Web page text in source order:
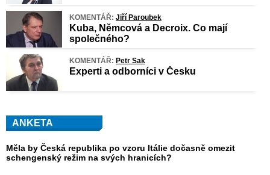
KOMENTÁŘ: Jiří Paroubek
Kuba, Němcová a Decroix. Co mají
společného?
KOMENTÁŘ: Petr Sak
Experti a odborníci v Česku
ANKETA
Měla by Česká republika po vzoru Itálie dočasně omezit
schengenský režim na svých hranicích?